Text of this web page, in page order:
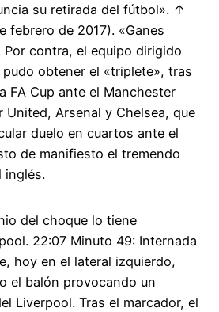
su retirada del fútbol». ↑
febrero de 2017). «Ganes
Por contra, el equipo dirigido
obtener el «triplete», tras
FA Cup ante el Manchester
United, Arsenal y Chelsea, que
duelo en cuartos ante el
de manifiesto el tremendo
inglés.
del choque lo tiene
22:07 Minuto 49: Internada
hoy en el lateral izquierdo,
el balón provocando un
Liverpool. Tras el marcador, el